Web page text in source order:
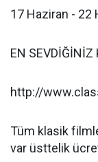
‪17 Haziran - ‪22
EN SEVDİĞİNİZ
http://
Tüm klasik
var üsttelik